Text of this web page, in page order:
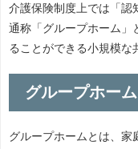
介護保険制度上では「認
通称「グループホーム」
ることができる小規模な
グループホー
グループホームとは、家